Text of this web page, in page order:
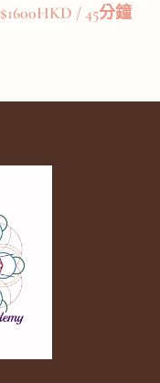
$1600HKD / 45分鐘